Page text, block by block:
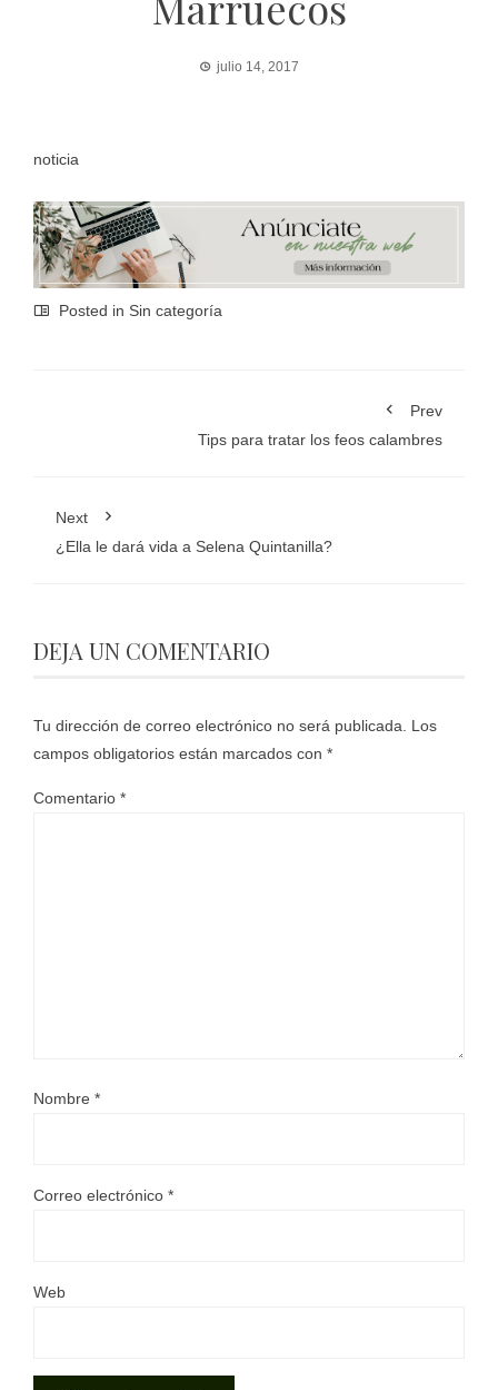
julio 14, 2017
noticia
Posted in Sin categoría
Prev
Tips para tratar los feos calambres
Next
¿Ella le dará vida a Selena Quintanilla?
DEJA UN COMENTARIO
Tu dirección de correo electrónico no será publicada.
Los
campos obligatorios están marcados con *
Comentario *
Nombre *
Correo electrónico *
Web